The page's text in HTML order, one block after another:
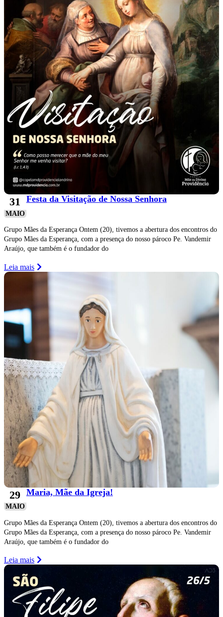
31
MAIO
Festa da Visitação de Nossa Senhora
Grupo Mães da Esperança Ontem (20), tivemos a abertura dos encontros do
Grupo Mães da Esperança, com a presença do nosso pároco Pe. Vandemir
Araújo, que também é o fundador do
Leia mais
29
MAIO
Maria, Mãe da Igreja!
Grupo Mães da Esperança Ontem (20), tivemos a abertura dos encontros do
Grupo Mães da Esperança, com a presença do nosso pároco Pe. Vandemir
Araújo, que também é o fundador do
Leia mais